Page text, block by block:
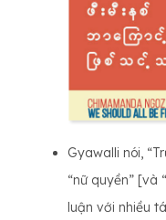
Gyawalli nói,
“nữ quyền” [và
luận với nhiều